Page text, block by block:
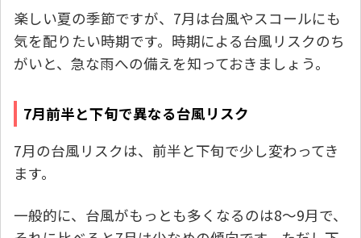
楽しい夏の季節ですが、7月は台風やスコールにも
気を配りたい時期です。時期による台風リスクのち
がいと、急な雨への備えを知っておきましょう。
7月前半と下旬で異なる台風リスク
7月の台風リスクは、前半と下旬で少し変わってき
ます。
一般的に、台風がもっとも多くなるのは8〜9月で、